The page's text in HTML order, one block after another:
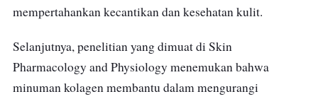
mempertahankan kecantikan dan kesehatan kulit.
Selanjutnya, penelitian yang dimuat di Skin
Pharmacology and Physiology menemukan bahwa
minuman kolagen membantu dalam mengurangi